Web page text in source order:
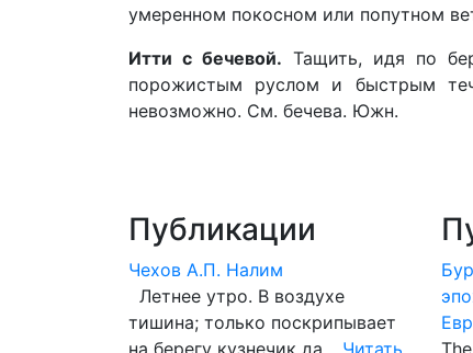
умеренном покосном или попутном
Итти с бечевой. Тащить, идя по
порожистым руслом и быстрым
невозможно. См. бечева. Южн.
Публикации
Чехов А.П. Налим
Летнее утро. В воздухе
тишина; только поскрипывает
на берегу кузнечик да … Читать